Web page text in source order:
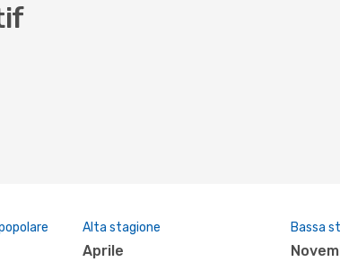
Alta stagione
aprile
Bassa